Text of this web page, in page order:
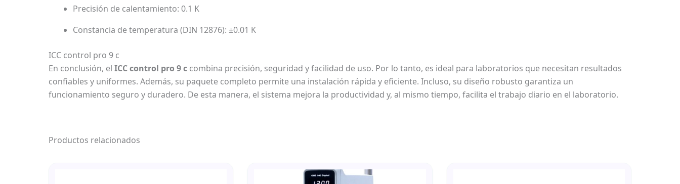
Precisión de calentamiento: 0.1 K
Constancia de temperatura (DIN 12876): ±0.01 K
ICC control pro 9 c
En conclusión, el ICC control pro 9 c combina precisión, seguridad y facilidad de uso. Por lo tanto, es ideal para laboratorios que necesitan resultados
confiables y uniformes. Además, su paquete completo permite una instalación rápida y eficiente. Incluso, su diseño robusto garantiza un
funcionamiento seguro y duradero. De esta manera, el sistema mejora la productividad y, al mismo tiempo, facilita el trabajo diario en el laboratorio.
Productos relacionados